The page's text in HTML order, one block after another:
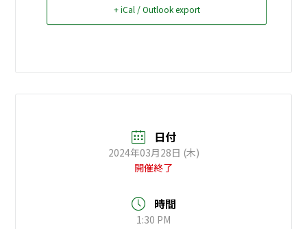
+ iCal / Outlook export
日付
2024年03月28日 (木)
開催終了
時間
1:30 PM